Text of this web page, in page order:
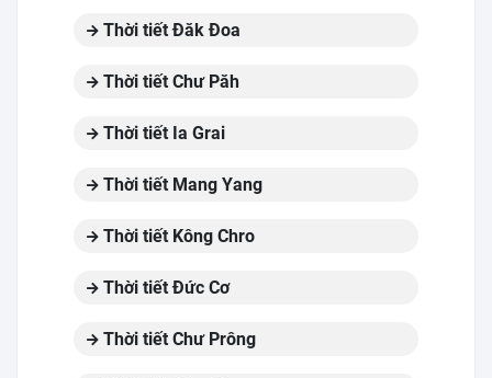
Thời tiết Đăk Đoa
Thời tiết Chư Păh
Thời tiết Ia Grai
Thời tiết Mang Yang
Thời tiết Kông Chro
Thời tiết Đức Cơ
Thời tiết Chư Prông